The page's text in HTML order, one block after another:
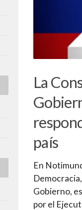
La
país
En
Gobierno,
por el